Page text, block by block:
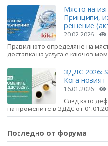
Място на
Принципи,
решение
20.02.2026
Правилното определяне на
доставка на услуга е ключов
ЗДДС 2026:
Кога
16.01.2026
След като
на промените в ЗДДС от
Последно от форума